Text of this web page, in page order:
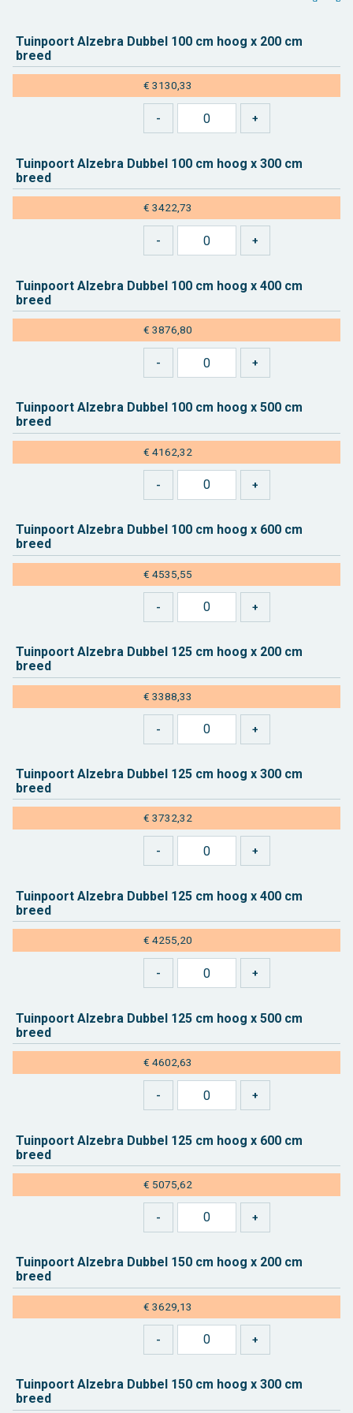
Tuin­poort Al­ze­bra Dub­bel 100 cm hoog x 200 cm
breed
€ 3130,33
Tuin­poort Al­ze­bra Dub­bel 100 cm hoog x 300 cm
breed
€ 3422,73
Tuin­poort Al­ze­bra Dub­bel 100 cm hoog x 400 cm
breed
€ 3876,80
Tuin­poort Al­ze­bra Dub­bel 100 cm hoog x 500 cm
breed
€ 4162,32
Tuin­poort Al­ze­bra Dub­bel 100 cm hoog x 600 cm
breed
€ 4535,55
Tuin­poort Al­ze­bra Dub­bel 125 cm hoog x 200 cm
breed
€ 3388,33
Tuin­poort Al­ze­bra Dub­bel 125 cm hoog x 300 cm
breed
€ 3732,32
Tuin­poort Al­ze­bra Dub­bel 125 cm hoog x 400 cm
breed
€ 4255,20
Tuin­poort Al­ze­bra Dub­bel 125 cm hoog x 500 cm
breed
€ 4602,63
Tuin­poort Al­ze­bra Dub­bel 125 cm hoog x 600 cm
breed
€ 5075,62
Tuin­poort Al­ze­bra Dub­bel 150 cm hoog x 200 cm
breed
€ 3629,13
Tuin­poort Al­ze­bra Dub­bel 150 cm hoog x 300 cm
breed